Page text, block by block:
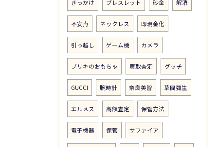
きっかけ ブレスレット 砂金 解消
不安点 ネックレス 即現金化
引っ越し ゲーム機 カメラ
ブリキのおもちゃ 買取査定 グッチ
GUCCI 腕時計 奈良美智 草間彌生
エルメス 高額査定 保管方法
電子機器 保管 サファイア